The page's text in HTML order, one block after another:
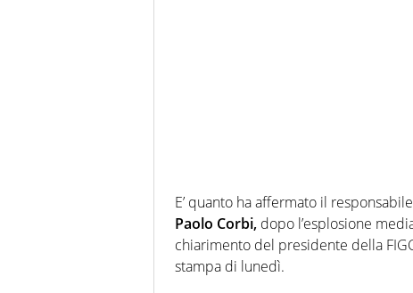
E’ quanto ha affermato il
Paolo Corbi, dopo l’esplosione
chiarimento del presidente della
stampa di lunedì.